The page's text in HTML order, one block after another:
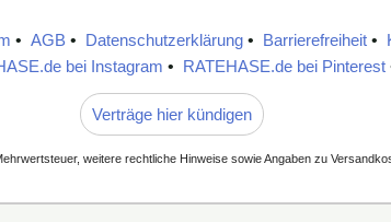
• AGB • Datenschutzerklärung • Barrierefreiheit •
bei Instagram • RATEHASE.de bei Pinterest
Verträge hier kündigen
weitere rechtliche Hinweise sowie Angaben zu